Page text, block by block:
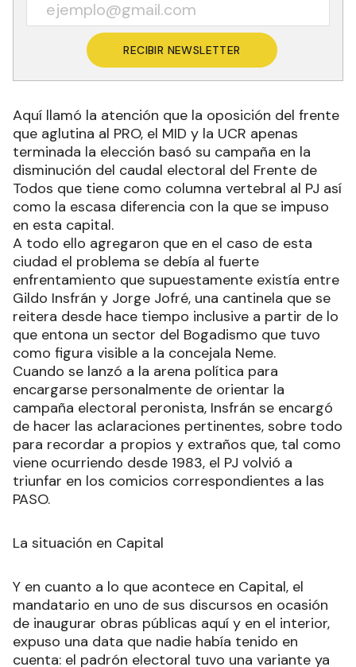
RECIBIR NEWSLETTER
Aquí llamó la atención que la oposición del frente
que aglutina al PRO, el MID y la UCR apenas
terminada la elección basó su campaña en la
disminución del caudal electoral del Frente de
Todos que tiene como columna vertebral al PJ así
como la escasa diferencia con la que se impuso
en esta capital.
A todo ello agregaron que en el caso de esta
ciudad el problema se debía al fuerte
enfrentamiento que supuestamente existía entre
Gildo Insfrán y Jorge Jofré, una cantinela que se
reitera desde hace tiempo inclusive a partir de lo
que entona un sector del Bogadismo que tuvo
como figura visible a la concejala Neme.
Cuando se lanzó a la arena política para
encargarse personalmente de orientar la
campaña electoral peronista, Insfrán se encargó
de hacer las aclaraciones pertinentes, sobre todo
para recordar a propios y extraños que, tal como
viene ocurriendo desde 1983, el PJ volvió a
triunfar en los comicios correspondientes a las
PASO.
La situación en Capital
Y en cuanto a lo que acontece en Capital, el
mandatario en uno de sus discursos en ocasión
de inaugurar obras públicas aquí y en el interior,
expuso una data que nadie había tenido en
cuenta: el padrón electoral tuvo una variante ya